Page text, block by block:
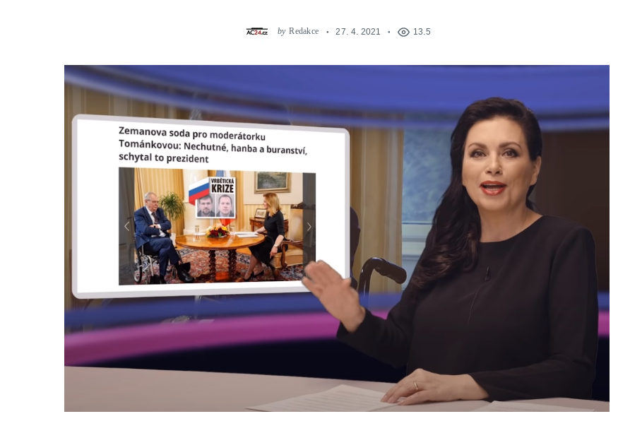
by Redakce 27. 4. 2021 13.5